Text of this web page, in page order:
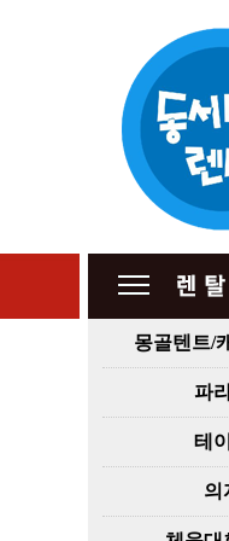
몽골텐트/
파
테
의